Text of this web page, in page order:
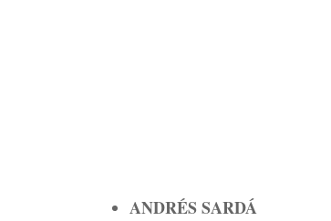
ANDRÉS SARDÁ